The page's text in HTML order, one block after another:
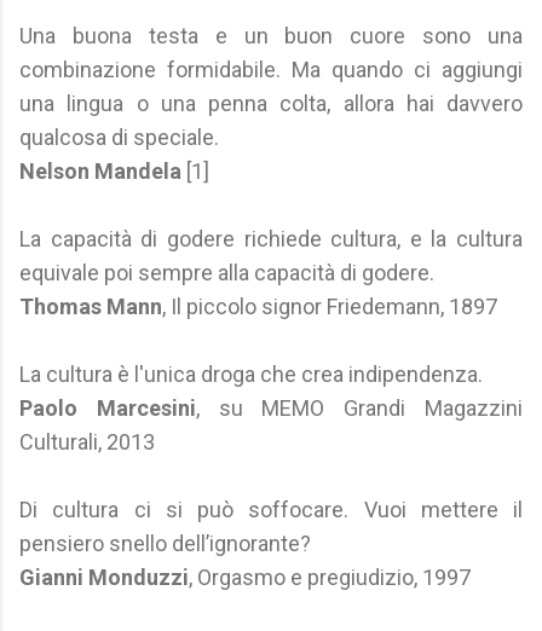
Una buona testa e un buon cuore sono una
combinazione formidabile. Ma quando ci aggiungi
una lingua o una penna colta, allora hai davvero
qualcosa di speciale.
Nelson Mandela [1]
La capacità di godere richiede cultura, e la cultura
equivale poi sempre alla capacità di godere.
Thomas Mann, Il piccolo signor Friedemann, 1897
La cultura è l'unica droga che crea indipendenza.
Paolo Marcesini, su MEMO Grandi Magazzini
Culturali, 2013
Di cultura ci si può soffocare. Vuoi mettere il
pensiero snello dell’ignorante?
Gianni Monduzzi, Orgasmo e pregiudizio, 1997